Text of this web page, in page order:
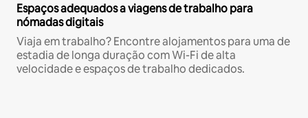
Espaços adequados a viagens de trabalho para
nómadas digitais
Viaja em trabalho? Encontre alojamentos para uma de
estadia de longa duração com Wi-Fi de alta
velocidade e espaços de trabalho dedicados.